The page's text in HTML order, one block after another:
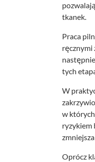
tkanek.
Praca
ręcznymi
tych
W
w
ryzykiem
Oprócz